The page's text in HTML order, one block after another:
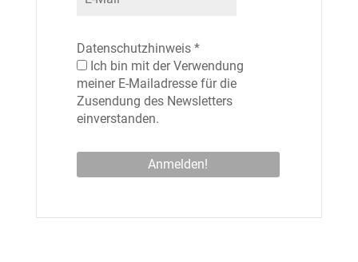
Datenschutzhinweis *
Ich bin mit der Verwendung
meiner E-Mailadresse für die
Zusendung des Newsletters
einverstanden.